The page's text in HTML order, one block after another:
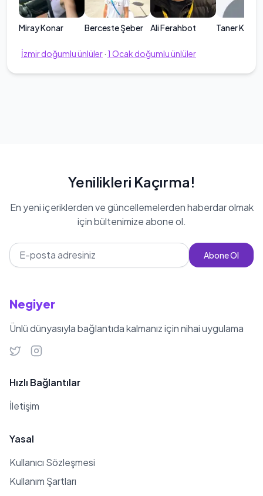
Miray Konar Berceste Şeber Ali Ferahbot Taner
İzmirdoğumlu ünlüler· 1 Ocak doğumlu ünlüler
Yenilikleri Kaçırma!
En yeni içeriklerden ve güncellemelerden haberdar olmak
için bültenimize abone ol.
Abone Ol
Negiyer
Ünlü dünyasıyla bağlantıda kalmanız için nihai uygulama
Hızlı Bağlantılar
İletişim
Yasal
Kullanıcı Sözleşmesi
Kullanım Şartları